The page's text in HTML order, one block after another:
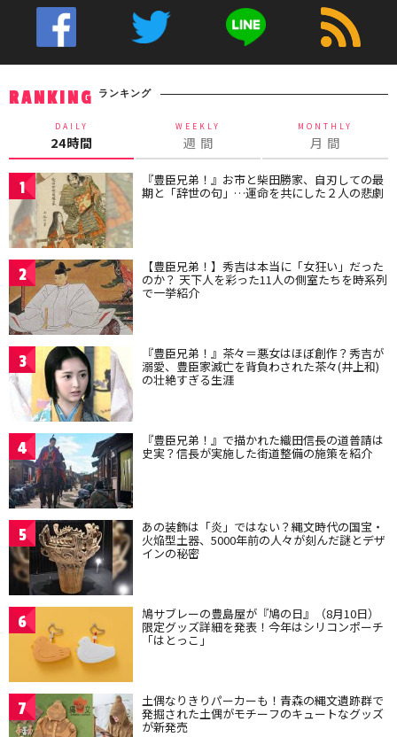
RANKING ランキング
DAILY
24時間
WEEKLY
週 間
MONTHLY
月 間
1 『豊臣兄弟！』お市と柴田勝家、自刃しての最
期と「辞世の句」…運命を共にした２人の悲劇
2 【豊臣兄弟！】秀吉は本当に「女狂い」だった
のか？ 天下人を彩った11人の側室たちを時系列
で一挙紹介
3 『豊臣兄弟！』茶々＝悪女はほぼ創作？秀吉が
溺愛、豊臣家滅亡を背負わされた茶々(井上和)
の壮絶すぎる生涯
4 『豊臣兄弟！』で描かれた織田信長の道普請は
史実？信長が実施した街道整備の施策を紹介
5 あの装飾は「炎」ではない？縄文時代の国宝・
火焔型土器、5000年前の人々が刻んだ謎とデザ
インの秘密
6 鳩サブレーの豊島屋が『鳩の日』（8月10日）
限定グッズ詳細を発表！今年はシリコンポーチ
「はとっこ」
7 土偶なりきりパーカーも！青森の縄文遺跡群で
発掘された土偶がモチーフのキュートなグッズ
が新発売